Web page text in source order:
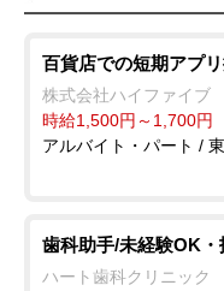
百貨店での短期アプ
株式会社ハイファイブ
時給1,500円～1,700円
アルバイト・パート /
歯科助手/未経験OK
ハート歯科クリニック